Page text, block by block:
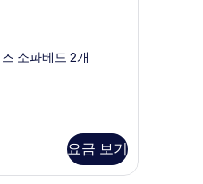
소파베드 2개
요금 보기